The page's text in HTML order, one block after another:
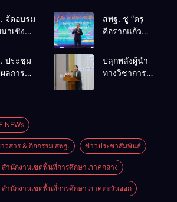
จัดอบรม
าเชิง
ำเนิน
ทางวินัย
ร้ายแรง
ผู้จะเป็น
การ
วน
หลักสูตร
.)
สพฐ. ชู “ครู
คือรากแก้ว
ขับเคลื่อนการ
ศึกษาชาติ
ชุมชน สร้างผู้
ประชุม
ลการ
การ
รียน
าพ
ำตำบล
มต่อยอด
ขับ
น
ปลุกพลังผู้นำ
ทางวิชาการ
ศึกษาสู่
อนาคต
NEWs
วสาร & กิจกรรม สพฐ. ข่าวประชาสัมพันธ์
สำนักงานเขตพื้นที่การศึกษา ภาคกลาง
สำนักงานเขตพื้นที่การศึกษา ภาคตะวันออก